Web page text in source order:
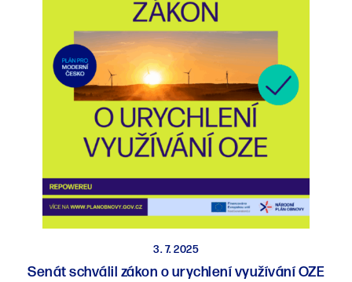
3. 7. 2025
Senát schválil zákon o urychlení využívání OZE